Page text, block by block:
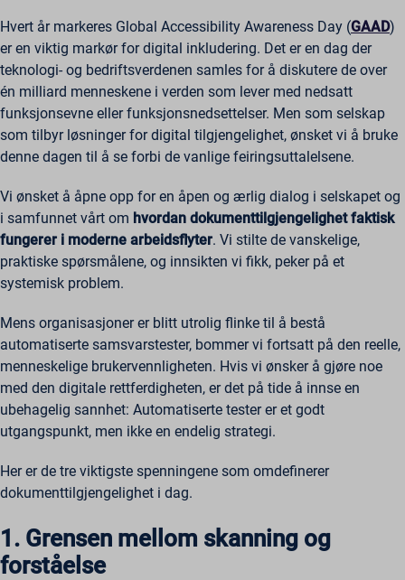
Hvert år markeres Global Accessibility Awareness Day (GAAD)
er en viktig markør for digital inkludering. Det er en dag der
teknologi- og bedriftsverdenen samles for å diskutere de over
én milliard menneskene i verden som lever med nedsatt
funksjonsevne eller funksjonsnedsettelser. Men som selskap
som tilbyr løsninger for digital tilgjengelighet, ønsket vi å bruke
denne dagen til å se forbi de vanlige feiringsuttalelsene.
Vi ønsket å åpne opp for en åpen og ærlig dialog i selskapet og
i samfunnet vårt om hvordan dokumenttilgjengelighet faktisk
fungerer i moderne arbeidsflyter. Vi stilte de vanskelige,
praktiske spørsmålene, og innsikten vi fikk, peker på et
systemisk problem.
Mens organisasjoner er blitt utrolig flinke til å bestå
automatiserte samsvarstester, bommer vi fortsatt på den reelle,
menneskelige brukervennligheten. Hvis vi ønsker å gjøre noe
med den digitale rettferdigheten, er det på tide å innse en
ubehagelig sannhet: Automatiserte tester er et godt
utgangspunkt, men ikke en endelig strategi.
Her er de tre viktigste spenningene som omdefinerer
dokumenttilgjengelighet i dag.
1. Grensen mellom skanning og
forståelse